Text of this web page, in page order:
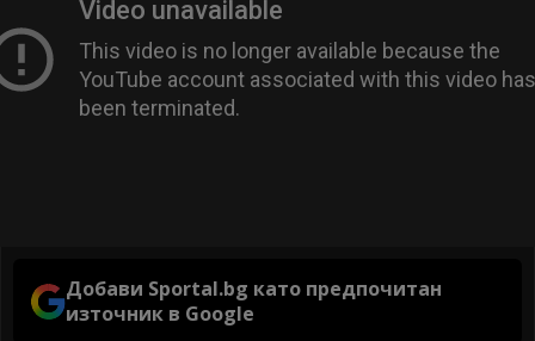
Добави Sportal.bg като предпочитан
източник в Google